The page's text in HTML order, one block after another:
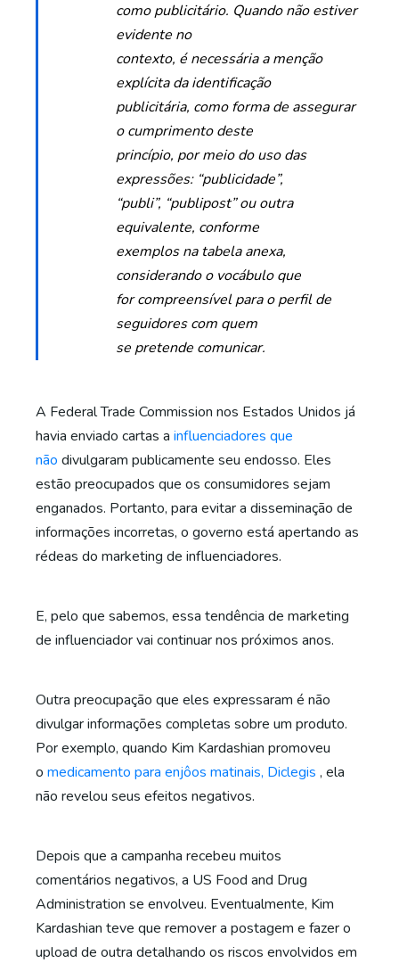
como publicitário. Quando não estiver
evidente no
contexto, é necessária a menção
explícita da identificação
publicitária, como forma de assegurar
o cumprimento deste
princípio, por meio do uso das
expressões: “publicidade”,
“publi”, “publipost” ou outra
equivalente, conforme
exemplos na tabela anexa,
considerando o vocábulo que
for compreensível para o perfil de
seguidores com quem
se pretende comunicar.
A Federal Trade Commission nos Estados Unidos já
havia enviado cartas a influenciadores que
não divulgaram publicamente seu endosso. Eles
estão preocupados que os consumidores sejam
enganados. Portanto, para evitar a disseminação de
informações incorretas, o governo está apertando as
rédeas do marketing de influenciadores.
E, pelo que sabemos, essa tendência de marketing
de influenciador vai continuar nos próximos anos.
Outra preocupação que eles expressaram é não
divulgar informações completas sobre um produto.
Por exemplo, quando Kim Kardashian promoveu
o medicamento para enjôos matinais, Diclegis , ela
não revelou seus efeitos negativos.
Depois que a campanha recebeu muitos
comentários negativos, a US Food and Drug
Administration se envolveu. Eventualmente, Kim
Kardashian teve que remover a postagem e fazer o
upload de outra detalhando os riscos envolvidos em